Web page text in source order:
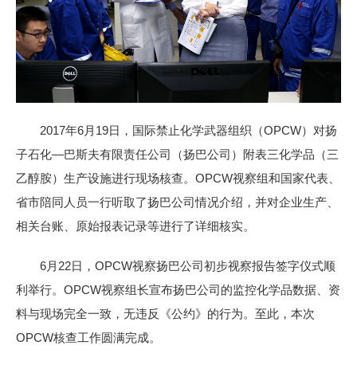
2017年6月19日，国际禁止化学武器组织（OPCW）对扬
子石化—巴斯夫有限责任公司（扬巴公司）附表三化学品（三
乙醇胺）生产设施进行现场核查。OPCW视察组和国家代表、
省市陪同人员一行听取了扬巴公司情况介绍，并对企业生产、
相关台账、原始报表记录等进行了详细核实。
6月22日，OPCW视察扬巴公司初步视察报告签字仪式顺
利举行。OPCW视察组长宣布扬巴公司的监控化学品数据、资
料与现场完全一致，无违反《公约》的行为。至此，本次
OPCW核查工作圆满完成。